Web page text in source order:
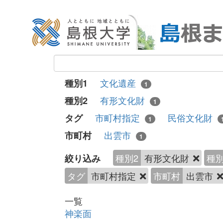
種別1 文化遺産 1
種別2 有形文化財 1
タグ 市町村指定 1 民俗文化財
市町村 出雲市 1
絞り込み 種別2 有形文化財
種
タグ 市町村指定 市町村 出雲市
一覧
神楽面